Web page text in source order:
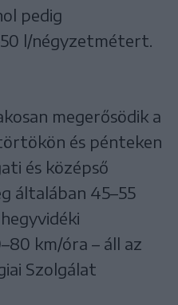
pedig
l/négyzetmétert.
megerősödik a
és pénteken
és középső
általában 45–55
km/óra – áll az
Szolgálat